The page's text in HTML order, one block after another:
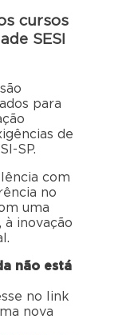
cursos
SESI
para
de
SP.
com
no
uma
inovação
não está
no link
nova